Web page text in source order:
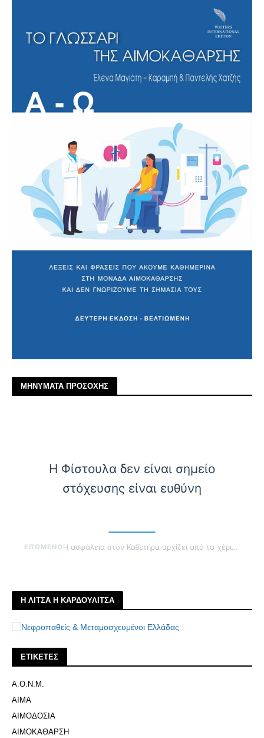
ΜΗΝΥΜΑΤΑ ΠΡΟΣΟΧΗΣ
Η Φίστουλα δεν είναι σημείο
στόχευσης είναι ευθύνη
ΕΠΟΜΕΝΟ Η ασφάλεια στον Καθετήρα αρχίζει από τα χέρια σου
Η ΛΙΤΣΑ Η ΚΑΡΔΟΥΛΙΤΣΑ
ΕΤΙΚΕΤΕΣ
Α.Ο.Ν.Μ.
ΑΙΜΑ
ΑΙΜΟΔΟΣΙΑ
ΑΙΜΟΚΑΘΑΡΣΗ